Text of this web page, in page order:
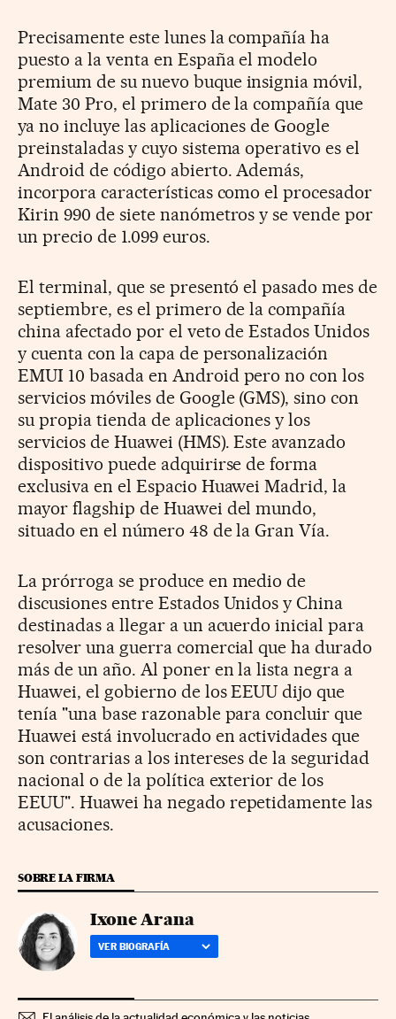
Precisamente este lunes la compañía ha
puesto a la venta en España el modelo
premium de su nuevo buque insignia móvil,
Mate 30 Pro, el primero de la compañía que
ya no incluye las aplicaciones de Google
preinstaladas y cuyo sistema operativo es el
Android de código abierto. Además,
incorpora características como el procesador
Kirin 990 de siete nanómetros y se vende por
un precio de 1.099 euros.
El terminal, que se presentó el pasado mes de
septiembre, es el primero de la compañía
china afectado por el veto de Estados Unidos
y cuenta con la capa de personalización
EMUI 10 basada en Android pero no con los
servicios móviles de Google (GMS), sino con
su propia tienda de aplicaciones y los
servicios de Huawei (HMS). Este avanzado
dispositivo puede adquirirse de forma
exclusiva en el Espacio Huawei Madrid, la
mayor flagship de Huawei del mundo,
situado en el número 48 de la Gran Vía.
La prórroga se produce en medio de
discusiones entre Estados Unidos y China
destinadas a llegar a un acuerdo inicial para
resolver una guerra comercial que ha durado
más de un año. Al poner en la lista negra a
Huawei, el gobierno de los EEUU dijo que
tenía "una base razonable para concluir que
Huawei está involucrado en actividades que
son contrarias a los intereses de la seguridad
nacional o de la política exterior de los
EEUU". Huawei ha negado repetidamente las
acusaciones.
SOBRE LA FIRMA
Ixone Arana
VER BIOGRAFÍA